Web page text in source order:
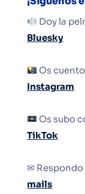
Doy la
Bluesky
Os
Instagram
Os subo
TikTok
✉ Respondo
mails